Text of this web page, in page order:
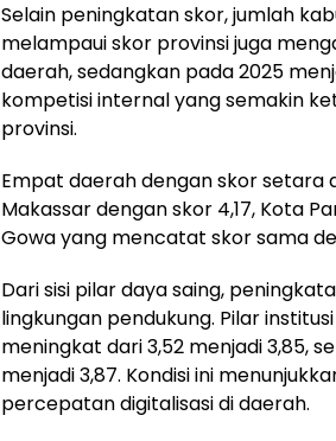
Selain peningkatan skor, jumlah
melampaui skor provinsi juga
daerah, sedangkan pada 2025
kompetisi internal yang semakin
provinsi.
Empat daerah dengan skor setara
Makassar dengan skor 4,17, Kota
Gowa yang mencatat skor sama
Dari sisi pilar daya saing,
lingkungan pendukung. Pilar
meningkat dari 3,52 menjadi 3,85,
menjadi 3,87. Kondisi ini
percepatan digitalisasi di daerah.